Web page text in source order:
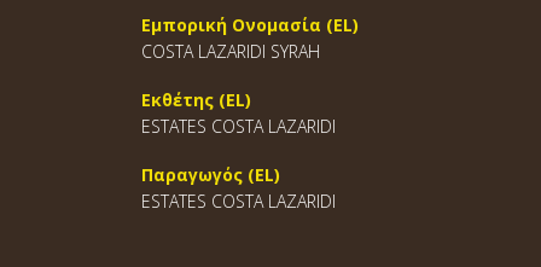
Εμπορική Ονομασία (EL)
COSTA LAZARIDI SYRAH
Εκθέτης (EL)
ESTATES COSTA LAZARIDI
Παραγωγός (EL)
ESTATES COSTA LAZARIDI